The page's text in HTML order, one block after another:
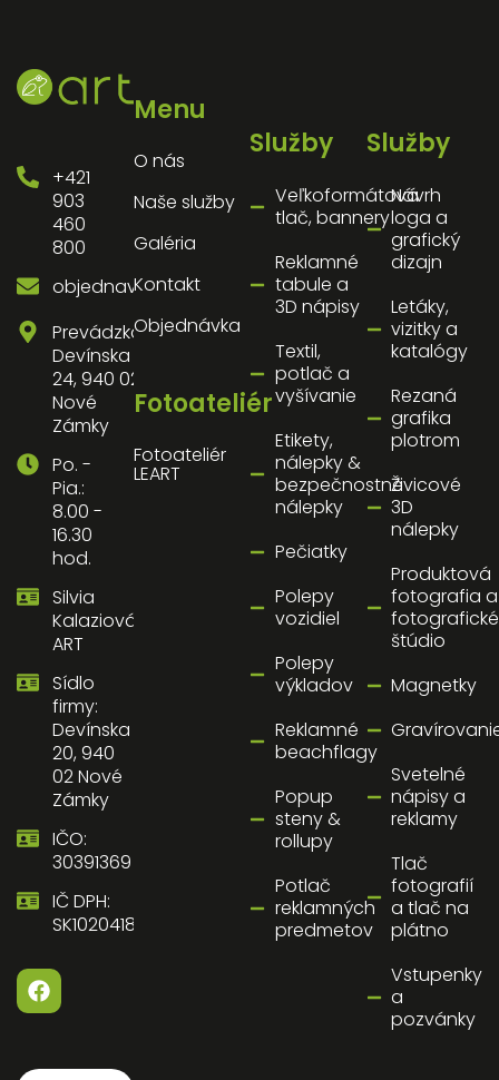
+421
903
460
800
objednavky@artnz.sk
Prevádzka:
Devínska
24, 940 02
Nové
Zámky
Po. -
Pia.:
8.00 -
16.30
hod.
Silvia
Kalaziová
ART
Sídlo
firmy:
Devínska
20, 940
02 Nové
Zámky
IČO:
30391369
IČ DPH:
SK1020418058
Menu
O nás
Naše služby
Galéria
Kontakt
Objednávka
Fotoateliér
Fotoateliér
LEART
Služby
Veľkoformátová
tlač, bannery
Reklamné
tabule a
3D nápisy
Textil,
potlač a
vyšívanie
Etikety,
nálepky &
bezpečnostné
nálepky
Pečiatky
Polepy
vozidiel
Polepy
výkladov
Reklamné
beachflagy
Popup
steny &
rollupy
Potlač
reklamných
predmetov
Služby
Návrh
loga a
grafický
dizajn
Letáky,
vizitky a
katalógy
Rezaná
grafika
plotrom
Živicové
3D
nálepky
Produktová
fotografia a
fotografické
štúdio
Magnetky
Svetelné
nápisy a
reklamy
Tlač
fotografií
a tlač na
plátno
Vstupenky
a
pozvánky